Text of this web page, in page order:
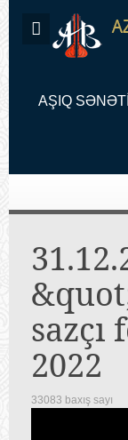
AŞIQ
2022
33083 baxış sayı